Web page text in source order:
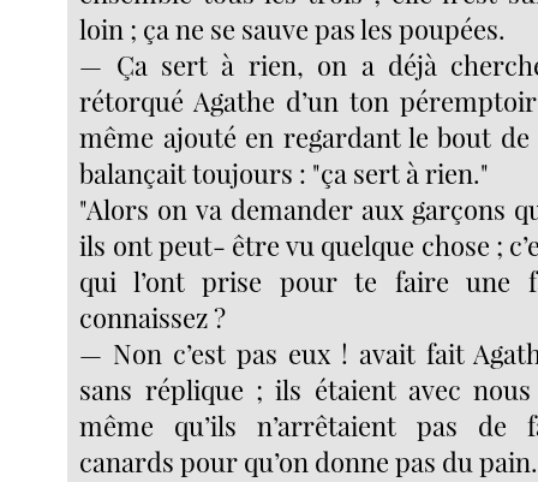
loin ; ça ne se sauve pas les poupées.
— Ça sert à rien, on a déjà
rétorqué Agathe d’un ton
même ajouté en regardant le bout de
balançait toujours : "ça sert à rien."
"Alors on va demander aux garçons
ils ont peut- être vu quelque chose ;
qui l’ont prise pour te faire une
connaissez ?
— Non c’est pas eux ! avait fait
sans réplique ; ils étaient avec nous
même qu’ils n’arrêtaient pas de
canards pour qu’on donne pas du